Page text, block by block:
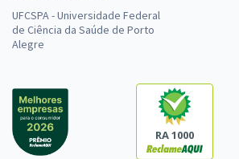
UFCSPA - Universidade Federal
de Ciência da Saúde de Porto
Alegre
RA 1000